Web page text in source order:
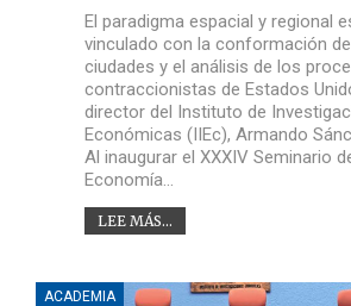
El paradigma espacial y regional
vinculado con la conformación
ciudades y el análisis de los
contraccionistas de Estados
director del Instituto de
Económicas (IIEc), Armando
Al inaugurar el XXXIV Seminario
Economía…
LEE MÁS...
ACADEMIA